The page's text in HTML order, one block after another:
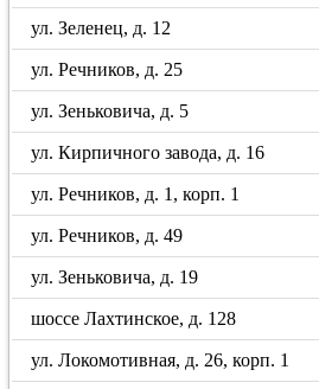
ул. Зеленец, д. 12
ул. Речников, д. 25
ул. Зеньковича, д. 5
ул. Кирпичного завода, д. 16
ул. Речников, д. 1, корп. 1
ул. Речников, д. 49
ул. Зеньковича, д. 19
шоссе Лахтинское, д. 128
ул. Локомотивная, д. 26, корп. 1